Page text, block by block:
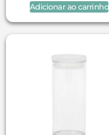
Adicionar ao carrinho